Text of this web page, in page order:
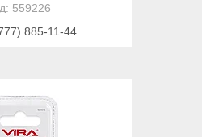
559226
885-11-44